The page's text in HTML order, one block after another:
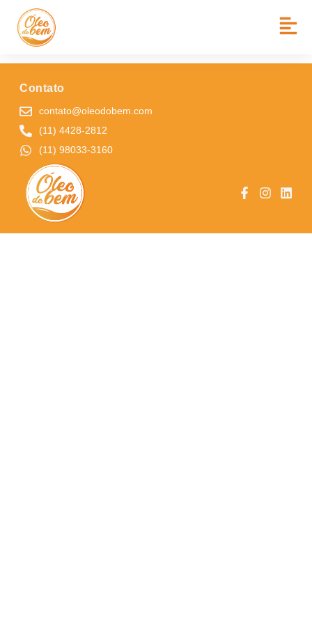
BAIRRO:
CEMEB DELMINDA LEDA DE M. E SILVA VITAL
Contato
contato@oleodobem.com
(11) 4428-2812
(11) 98033-3160